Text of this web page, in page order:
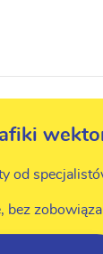
od
bez